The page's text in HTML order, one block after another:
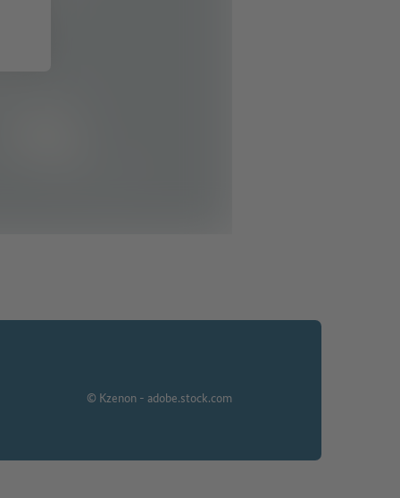
© Kzenon - adobe.stock.com